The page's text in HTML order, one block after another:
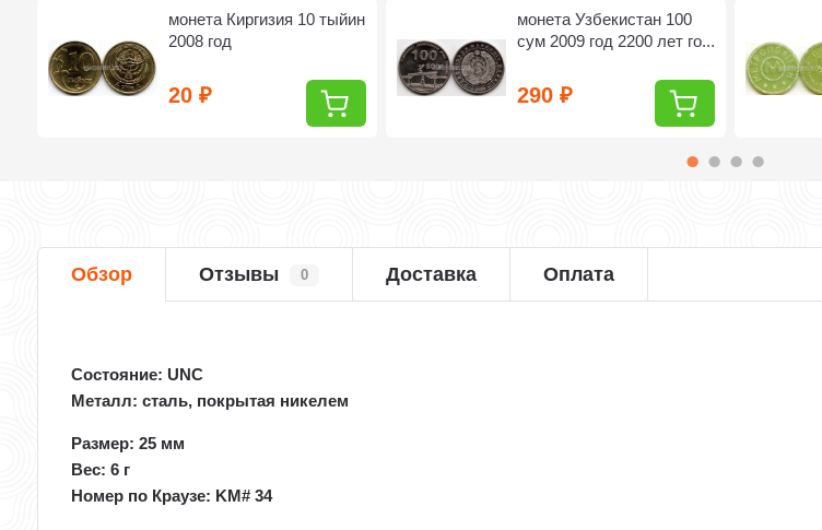
монета Киргизия 10 тыйин
2008 год
20₽
монета Узбекистан 100
сум 2009 год 2200 лет го...
290₽
Обзор Отзывы 0 Доставка Оплата
Состояние: UNC
Металл: сталь, покрытая никелем
Размер: 25 мм
Вес: 6 г
Номер по Краузе: KM# 34